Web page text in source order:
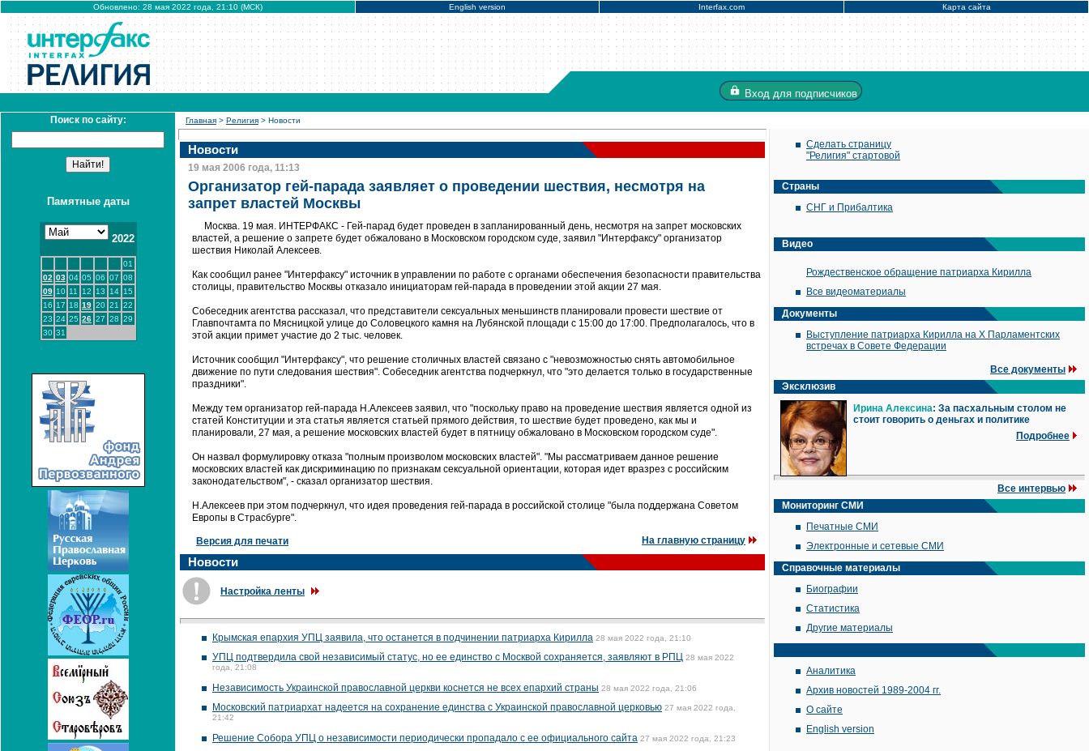
Обновлено: 28 мая 2022 года, 21:10 (МСК) English version Interfax.com Карта сайта
Вход для подписчиков
Поиск по сайту:
Памятные даты
2022
01
02 03 04 05 06 07 08
09 10 11 12 13 14 15
16 17 18 19 20 21
22
23 24 25 26 27 28 29
30 31
Главная > Религия > Новости
Новости
19 мая 2006 года, 11:13
Организатор гей-парада заявляет о проведении шествия, несмотря на
запрет властей Москвы
Москва. 19 мая. ИНТЕРФАКС - Гей-парад будет проведен в запланированный день, несмотря на запрет московских
властей, а решение о запрете будет обжаловано в Московском городском суде, заявил "Интерфаксу" организатор
шествия Николай Алексеев.
Как сообщил ранее "Интерфаксу" источник в управлении по работе с органами обеспечения безопасности правительства
столицы, правительство Москвы отказало инициаторам гей-парада в проведении этой акции 27 мая.
Собеседник агентства рассказал, что представители сексуальных меньшинств планировали провести шествие от
Главпочтамта по Мясницкой улице до Соловецкого камня на Лубянской площади с 15:00 до 17:00. Предполагалось, что в
этой акции примет участие до 2 тыс. человек.
Источник сообщил "Интерфаксу", что решение столичных властей связано с "невозможностью снять автомобильное
движение по пути следования шествия". Собеседник агентства подчеркнул, что "это делается только в государственные
праздники".
Между тем организатор гей-парада Н.Алексеев заявил, что "поскольку право на проведение шествия является одной из
статей Конституции и эта статья является статьей прямого действия, то шествие будет проведено, как мы и
планировали, 27 мая, а решение московских властей будет в пятницу обжаловано в Московском городском суде".
Он назвал формулировку отказа "полным произволом московских властей". "Мы рассматриваем данное решение
московских властей как дискриминацию по признакам сексуальной ориентации, которая идет вразрез с российским
законодательством", - сказал организатор шествия.
Н.Алексеев при этом подчеркнул, что идея проведения гей-парада в российской столице "была поддержана Советом
Европы в Страсбурге".
Версия для печати На главную страницу
Новости
Настройка ленты
Крымская епархия УПЦ заявила, что останется в подчинении патриарха Кирилла 28 мая 2022 года, 21:10
УПЦ подтвердила свой независимый статус, но ее единство с Москвой сохраняется, заявляют в РПЦ 28 мая 2022
года, 21:08
Независимость Украинской православной церкви коснется не всех епархий страны 28 мая 2022 года, 21:06
Московский патриархат надеется на сохранение единства с Украинской православной церковью 27 мая 2022 года,
21:42
Решение Собора УПЦ о независимости периодически пропадало с ее официального сайта 27 мая 2022 года, 21:23
Сделать страницу
"Религия" стартовой
Страны
СНГ и Прибалтика
Видео
Рождественское обращение патриарха Кирилла
Все видеоматериалы
Документы
Выступление патриарха Кирилла на X Парламентских
встречах в Совете Федерации
Все документы
Эксклюзив
Ирина Алексина: За пасхальным столом не
стоит говорить о деньгах и политике
Подробнее
Все интервью
Мониторинг СМИ
Печатные СМИ
Электронные и сетевые СМИ
Справочные материалы
Биографии
Статистика
Другие материалы
Аналитика
Архив новостей 1989-2004 гг.
О сайте
English version